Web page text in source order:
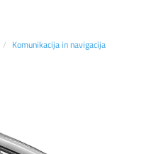
Komunikacija in navigacija